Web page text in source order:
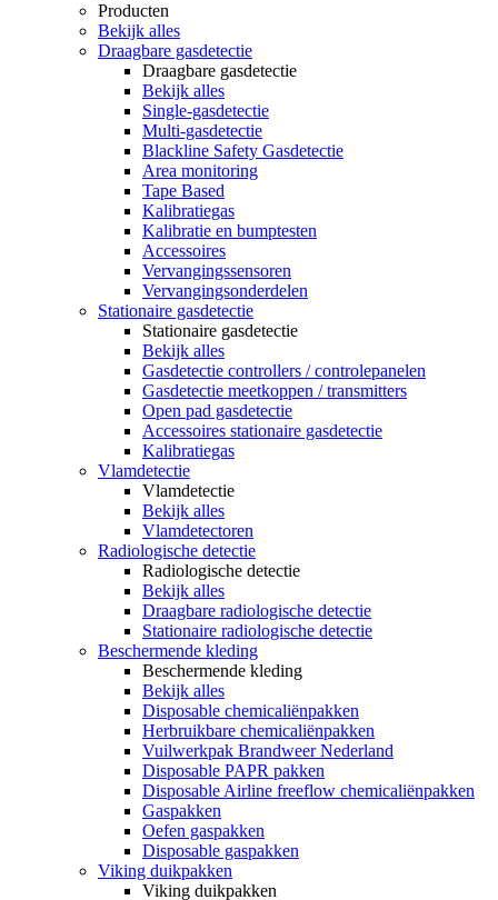
Producten
Bekijk alles
Draagbare gasdetectie
Draagbare gasdetectie
Bekijk alles
Single-gasdetectie
Multi-gasdetectie
Blackline Safety Gasdetectie
Area monitoring
Tape Based
Kalibratiegas
Kalibratie en bumptesten
Accessoires
Vervangingssensoren
Vervangingsonderdelen
Stationaire gasdetectie
Stationaire gasdetectie
Bekijk alles
Gasdetectie controllers / controlepanelen
Gasdetectie meetkoppen / transmitters
Open pad gasdetectie
Accessoires stationaire gasdetectie
Kalibratiegas
Vlamdetectie
Vlamdetectie
Bekijk alles
Vlamdetectoren
Radiologische detectie
Radiologische detectie
Bekijk alles
Draagbare radiologische detectie
Stationaire radiologische detectie
Beschermende kleding
Beschermende kleding
Bekijk alles
Disposable chemicaliënpakken
Herbruikbare chemicaliënpakken
Vuilwerkpak Brandweer Nederland
Disposable PAPR pakken
Disposable Airline freeflow chemicaliënpakken
Gaspakken
Oefen gaspakken
Disposable gaspakken
Viking duikpakken
Viking duikpakken